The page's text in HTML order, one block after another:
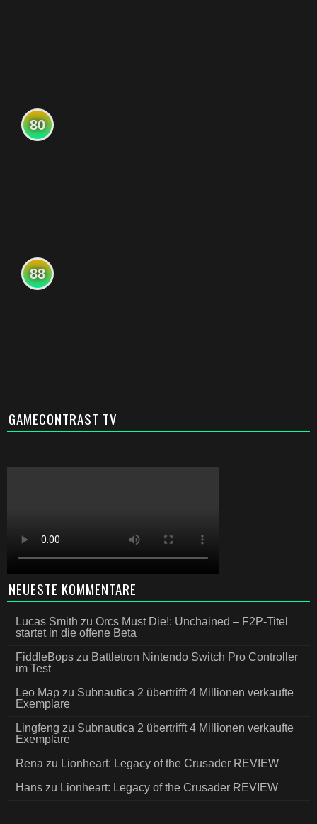
80
88
GAMECONTRAST TV
NEUESTE KOMMENTARE
Lucas Smith zu Orcs Must Die!: Unchained – F2P-Titel
startet in die offene Beta
FiddleBops zu Battletron Nintendo Switch Pro Controller
im Test
Leo Map zu Subnautica 2 übertrifft 4 Millionen verkaufte
Exemplare
Lingfeng zu Subnautica 2 übertrifft 4 Millionen verkaufte
Exemplare
Rena zu Lionheart: Legacy of the Crusader REVIEW
Hans zu Lionheart: Legacy of the Crusader REVIEW